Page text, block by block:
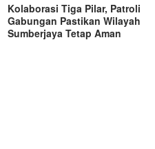
Kolaborasi Tiga Pilar, Patroli
Gabungan Pastikan Wilayah
Sumberjaya Tetap Aman